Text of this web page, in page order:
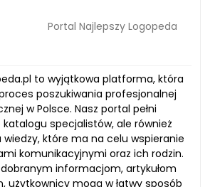
Portal Najlepszy Logopeda
to wyjątkowa platforma, która
poszukiwania profesjonalnej
w Polsce. Nasz portal pełni
specjalistów, ale również
wiedzy, które ma na celu wspieranie
komunikacyjnymi oraz ich rodzin.
informacjom, artykułom
użytkownicy mogą w łatwy sposób